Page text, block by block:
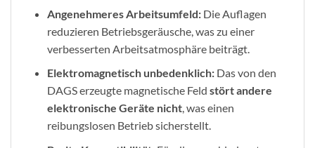
Angenehmeres Arbeitsumfeld:Die Auflagen
reduzieren Betriebsgeräusche, was zu einer
verbesserten Arbeitsatmosphäre beiträgt.
Elektromagnetisch unbedenklich:Das von den
DAGS erzeugte magnetische Feld stört andere
elektronische Geräte nicht, was einen
reibungslosen Betrieb sicherstellt.